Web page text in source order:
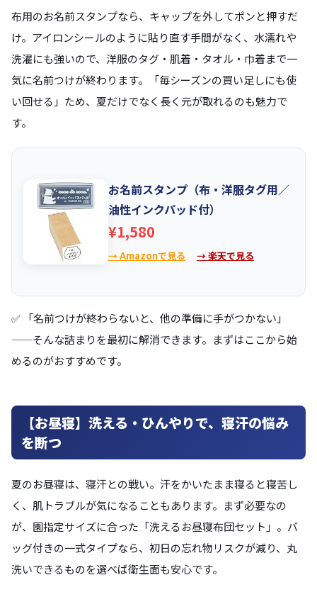
布用のお名前スタンプなら、キャップを外してポンと押すだ
け。アイロンシールのように貼り直す手間がなく、水濡れや
洗濯にも強いので、洋服のタグ・肌着・タオル・巾着まで一
気に名前つけが終わります。「毎シーズンの買い足しにも使
い回せる」ため、夏だけでなく長く元が取れるのも魅力で
す。
お名前スタンプ（布・洋服タグ用／
油性インクパッド付）
¥1,580
→ Amazonで見る → 楽天で見る
✅ 「名前つけが終わらないと、他の準備に手がつかない」
——そんな詰まりを最初に解消できます。まずはここから始
めるのがおすすめです。
【お昼寝】洗える・ひんやりで、寝汗の悩み
を断つ
夏のお昼寝は、寝汗との戦い。汗をかいたまま寝ると寝苦し
く、肌トラブルが気になることもあります。まず必要なの
が、園指定サイズに合った「洗えるお昼寝布団セット」。バ
ッグ付きの一式タイプなら、初日の忘れ物リスクが減り、丸
洗いできるものを選べば衛生面も安心です。